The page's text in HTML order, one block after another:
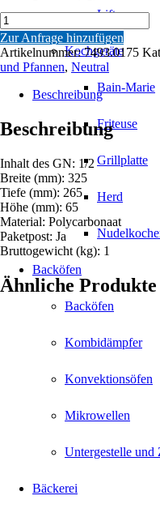
Lift
Kochgeräte
Bain-Marie
Friteuse
Grillplatte
Herd
Backöfen
Backöfen
Kombidämpfer
Konvektionsöfen
Mikrowellen
Untergestelle
Bäckerei
GN
BEHÄLTER
POLYCARBONAT
1/2GN-
65MM
Menge
Zur Anfrage hinzufügen
Artikelnummer:7493.0175
und Pfannen, Neutral
Beschreibung
Beschreibung
Inhalt des GN: 1/2
Breite (mm): 325
Tiefe (mm): 265
Höhe (mm): 65
Material: Polycarbonaat
Paketpost: Ja
Bruttogewicht (kg): 1
Ähnliche Produkte